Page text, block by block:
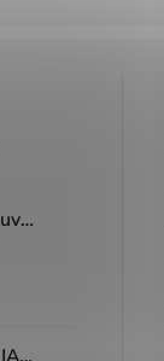
Dámský volnočasový nazouvák ARDON®JUNO - růžová
Dámské kalhoty ARDON®JASVENA šedá